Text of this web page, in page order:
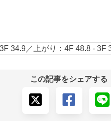
34.9／上がり：4F 48.8 - 3F
この記事をシェアする